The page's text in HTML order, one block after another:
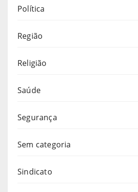
Política
Região
Religião
Saúde
Segurança
Sem categoria
Sindicato